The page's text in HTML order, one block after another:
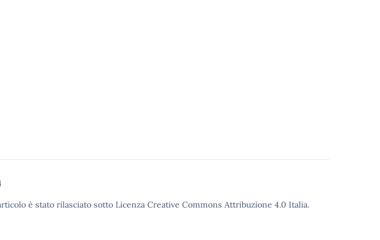
è stato rilasciato sotto Licenza Creative Commons Attribuzione 4.0 Italia.